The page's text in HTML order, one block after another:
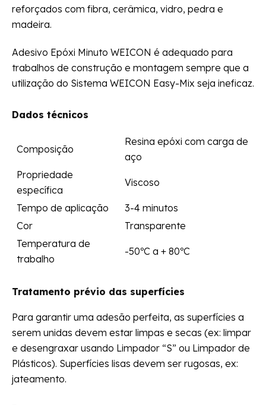
reforçados com fibra, cerâmica, vidro, pedra e
madeira.
Adesivo Epóxi Minuto WEICON é adequado para
trabalhos de construção e montagem sempre que a
utilização do Sistema WEICON Easy-Mix seja ineficaz.
Dados técnicos
Composição
Resina epóxi com carga de
aço
Propriedade
específica
Viscoso
Tempo de aplicação
3-4 minutos
Cor
Transparente
Temperatura de
trabalho
-50ºC a + 80ºC
Tratamento prévio das superfícies
Para garantir uma adesão perfeita, as superfícies a
serem unidas devem estar limpas e secas (ex: limpar
e desengraxar usando Limpador “S” ou Limpador de
Plásticos). Superfícies lisas devem ser rugosas, ex:
jateamento.